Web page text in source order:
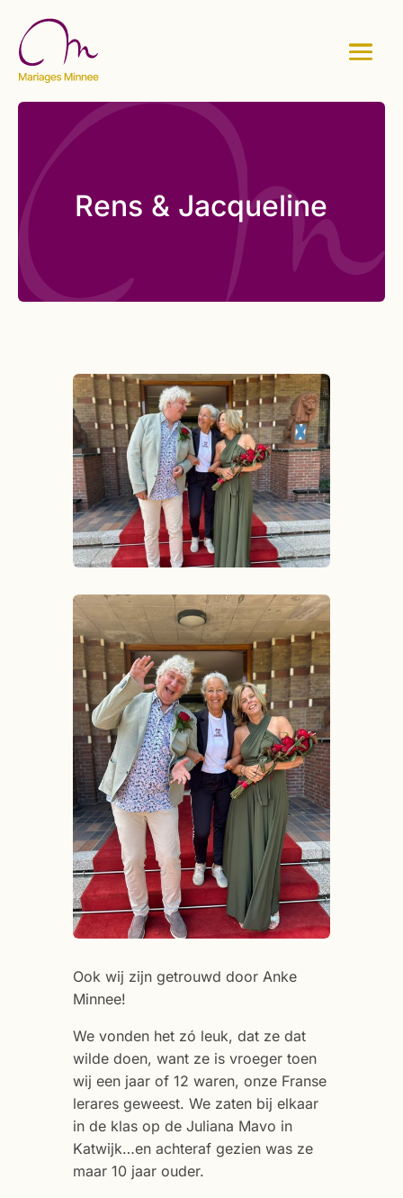
Rens & Jacqueline
Ook wij zijn getrouwd door Anke
Minnee!
We vonden het zó leuk, dat ze dat
wilde doen, want ze is vroeger toen
wij een jaar of 12 waren, onze Franse
lerares geweest. We zaten bij elkaar
in de klas op de Juliana Mavo in
Katwijk…en achteraf gezien was ze
maar 10 jaar ouder.